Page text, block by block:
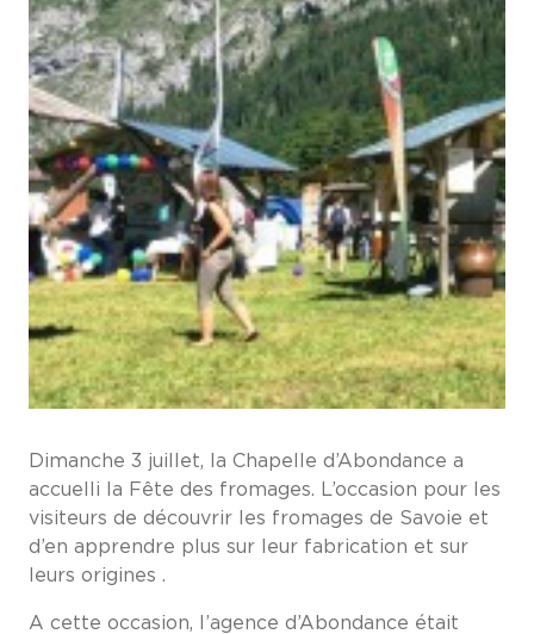
Dimanche 3 juillet, la Chapelle d’Abondance a
accuelli la Fête des fromages. L’occasion pour les
visiteurs de découvrir les fromages de Savoie et
d’en apprendre plus sur leur fabrication et sur
leurs origines .
A cette occasion, l’agence d’Abondance était